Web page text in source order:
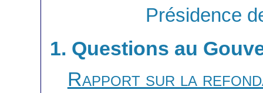
Présidence
1. Questions au
Rapport sur la